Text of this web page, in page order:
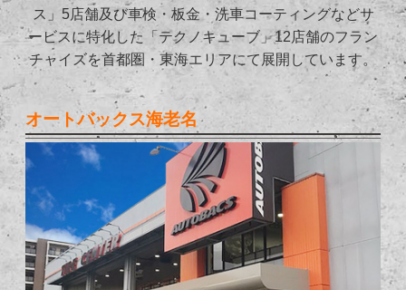
ス」5店舗及び車検・板金・洗車コーティングなどサ
ービスに特化した「テクノキューブ」12店舗のフラン
チャイズを首都圏・東海エリアにて展開しています。
オートバックス海老名